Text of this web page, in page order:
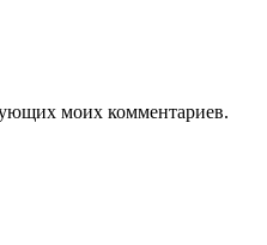
моих комментариев.